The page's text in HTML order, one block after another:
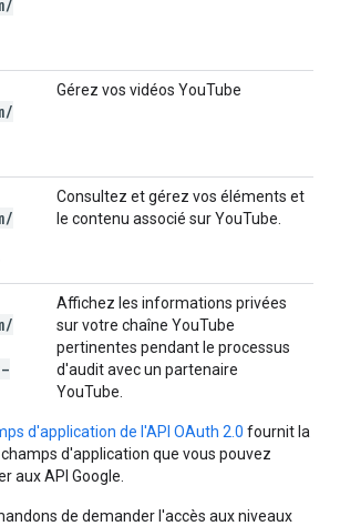
/
/
Gérez vos vidéos YouTube
/
Consultez et gérez vos éléments et
le contenu associé sur YouTube.
/
Affichez les informations privées
sur votre chaîne YouTube
pertinentes pendant le processus
d'audit avec un partenaire
YouTube.
d'application de l'API OAuth 2.0 fournit la
d'application que vous pouvez
aux API Google.
de demander l'accès aux niveaux